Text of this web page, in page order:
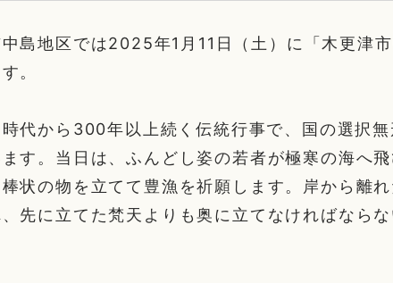
島地区では2025年1月11日（土）に「木更津
。
代から300年以上続く伝統行事で、国の選択無
す。当日は、ふんどし姿の若者が極寒の海へ
状の物を立てて豊漁を祈願します。岸から離
先に立てた梵天よりも奥に立てなければなら